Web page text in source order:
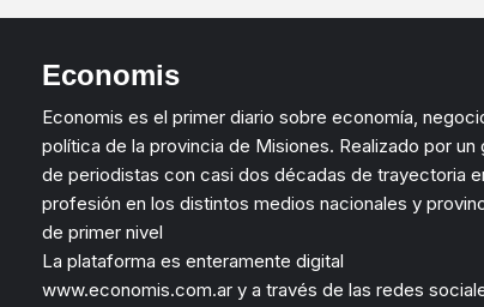
Economis
Economis es el primer diario sobre economía,
política de la provincia de Misiones. Realizado por un
de periodistas con casi dos décadas de trayectoria
profesión en los distintos medios nacionales y
de primer nivel
La plataforma es enteramente digital
www.economis.com.ar y a través de las redes